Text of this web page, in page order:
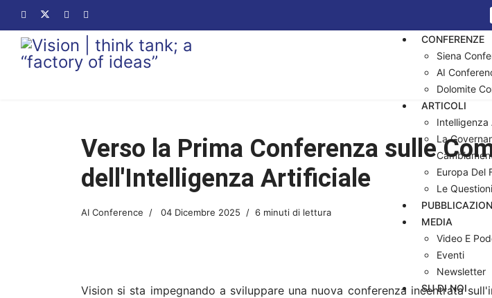
CONFERENZE
Siena
AI
Dolomite
ARTICOLI
Intelligenza
La
Europa Del
Le
MEDIA
Video E
Eventi
Newsletter
SU DI NOI
Verso la Prima Conferenza sulle
dell'Intelligenza Artificiale
AI Conference 04 Dicembre 2025 6 minuti di lettura
Vision si sta impegnando a sviluppare una nuova conferenza incentrata